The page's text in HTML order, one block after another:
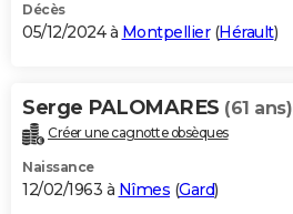
Décès
05/12/2024 à Montpellier(Hérault)
Serge PALOMARES (61 ans)
Créer une cagnotte obsèques
Naissance
12/02/1963 à Nîmes (Gard)